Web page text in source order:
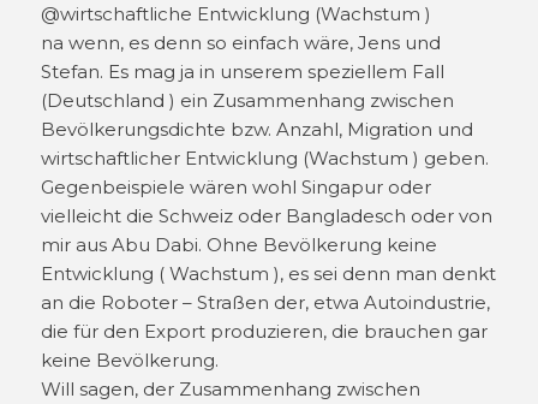
@wirtschaftliche Entwicklung (Wachstum )
na wenn, es denn so einfach wäre, Jens und
Stefan. Es mag ja in unserem speziellem Fall
(Deutschland ) ein Zusammenhang zwischen
Bevölkerungsdichte bzw. Anzahl, Migration und
wirtschaftlicher Entwicklung (Wachstum ) geben.
Gegenbeispiele wären wohl Singapur oder
vielleicht die Schweiz oder Bangladesch oder von
mir aus Abu Dabi. Ohne Bevölkerung keine
Entwicklung ( Wachstum ), es sei denn man denkt
an die Roboter – Straßen der, etwa Autoindustrie,
die für den Export produzieren, die brauchen gar
keine Bevölkerung.
Will sagen, der Zusammenhang zwischen